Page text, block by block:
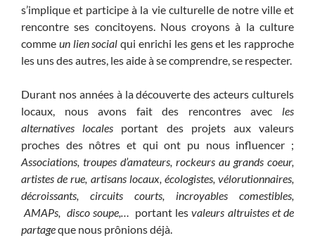
s’implique et participe à la vie culturelle de notre ville et
rencontre ses concitoyens. Nous croyons à la culture
comme un lien social qui enrichi les gens et les rapproche
les uns des autres, les aide à se comprendre, se respecter.
Durant nos années à la découverte des acteurs culturels
locaux, nous avons fait des rencontres avec les
alternatives locales portant des projets aux valeurs
proches des nôtres et qui ont pu nous influencer ;
Associations, troupes d’amateurs, rockeurs au grands coeur,
artistes de rue, artisans locaux, écologistes, vélorutionnaires,
décroissants, circuits courts, incroyables comestibles,
AMAPs, disco soupe,… portant lesvaleurs altruistes et de
partageque nous prônions déjà.